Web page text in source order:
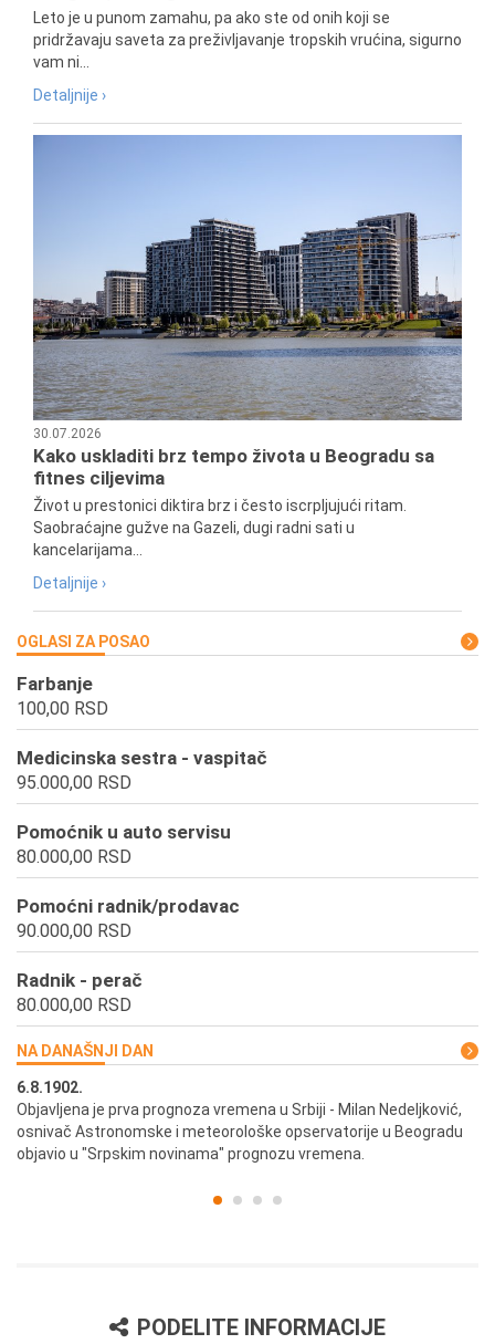
Leto je u punom zamahu, pa ako ste od onih koji se
pridržavaju saveta za preživljavanje tropskih vrućina, sigurno
vam ni...
Detaljnije ›
30.07.2026
Kako uskladiti brz tempo života u Beogradu sa
fitnes ciljevima
Život u prestonici diktira brz i često iscrpljujući ritam.
Saobraćajne gužve na Gazeli, dugi radni sati u
kancelarijama...
Detaljnije ›
OGLASI ZA POSAO
Farbanje
100,00 RSD
Medicinska sestra - vaspitač
95.000,00 RSD
Pomoćnik u auto servisu
80.000,00 RSD
Pomoćni radnik/prodavac
90.000,00 RSD
Radnik - perač
80.000,00 RSD
NA DANAŠNJI DAN
6.8.1902.
Objavljena je prva prognoza vremena u Srbiji - Milan Nedeljković,
osnivač Astronomske i meteorološke opservatorije u Beogradu
objavio u "Srpskim novinama" prognozu vremena.
PODELITE INFORMACIJE